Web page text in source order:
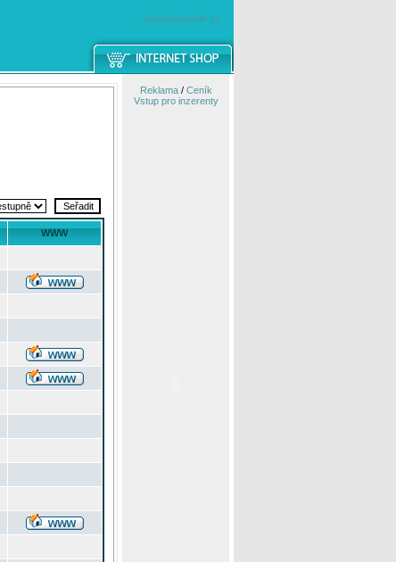
windowsmobile.cz
WWW
Reklama/ Ceník
Vstup pro inzerenty